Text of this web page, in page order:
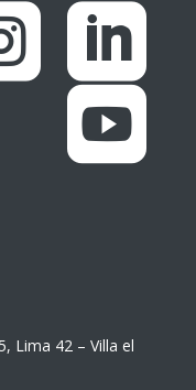


Lima 42 – Villa el